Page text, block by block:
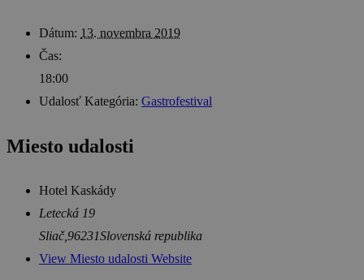
Dátum: 13. novembra 2019
Čas:
18:00
Udalosť Kategória: Gastrofestival
Miesto udalosti
Hotel Kaskády
Letecká 19
Sliač,96231Slovenská republika
View Miesto udalosti Website